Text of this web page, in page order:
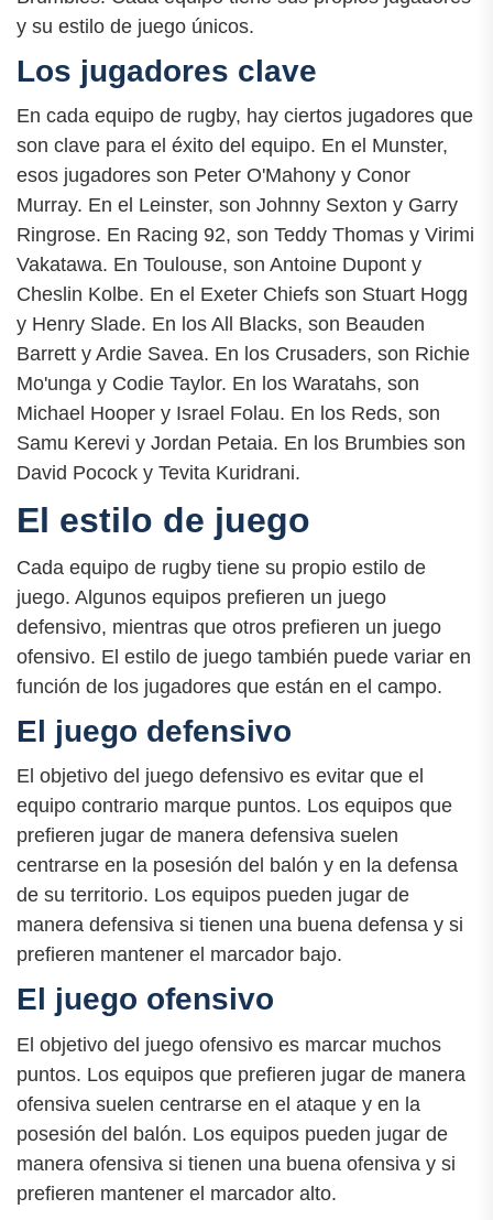
y su estilo de juego únicos.
Los jugadores clave
En cada equipo de rugby, hay ciertos jugadores que
son clave para el éxito del equipo. En el Munster,
esos jugadores son Peter O'Mahony y Conor
Murray. En el Leinster, son Johnny Sexton y Garry
Ringrose. En Racing 92, son Teddy Thomas y Virimi
Vakatawa. En Toulouse, son Antoine Dupont y
Cheslin Kolbe. En el Exeter Chiefs son Stuart Hogg
y Henry Slade. En los All Blacks, son Beauden
Barrett y Ardie Savea. En los Crusaders, son Richie
Mo'unga y Codie Taylor. En los Waratahs, son
Michael Hooper y Israel Folau. En los Reds, son
Samu Kerevi y Jordan Petaia. En los Brumbies son
David Pocock y Tevita Kuridrani.
El estilo de juego
Cada equipo de rugby tiene su propio estilo de
juego. Algunos equipos prefieren un juego
defensivo, mientras que otros prefieren un juego
ofensivo. El estilo de juego también puede variar en
función de los jugadores que están en el campo.
El juego defensivo
El objetivo del juego defensivo es evitar que el
equipo contrario marque puntos. Los equipos que
prefieren jugar de manera defensiva suelen
centrarse en la posesión del balón y en la defensa
de su territorio. Los equipos pueden jugar de
manera defensiva si tienen una buena defensa y si
prefieren mantener el marcador bajo.
El juego ofensivo
El objetivo del juego ofensivo es marcar muchos
puntos. Los equipos que prefieren jugar de manera
ofensiva suelen centrarse en el ataque y en la
posesión del balón. Los equipos pueden jugar de
manera ofensiva si tienen una buena ofensiva y si
prefieren mantener el marcador alto.